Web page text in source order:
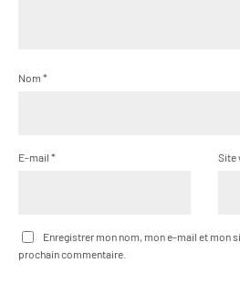
Nom *
E-mail * Site
Enregistrer mon nom, mon e-mail et mon
prochain commentaire.